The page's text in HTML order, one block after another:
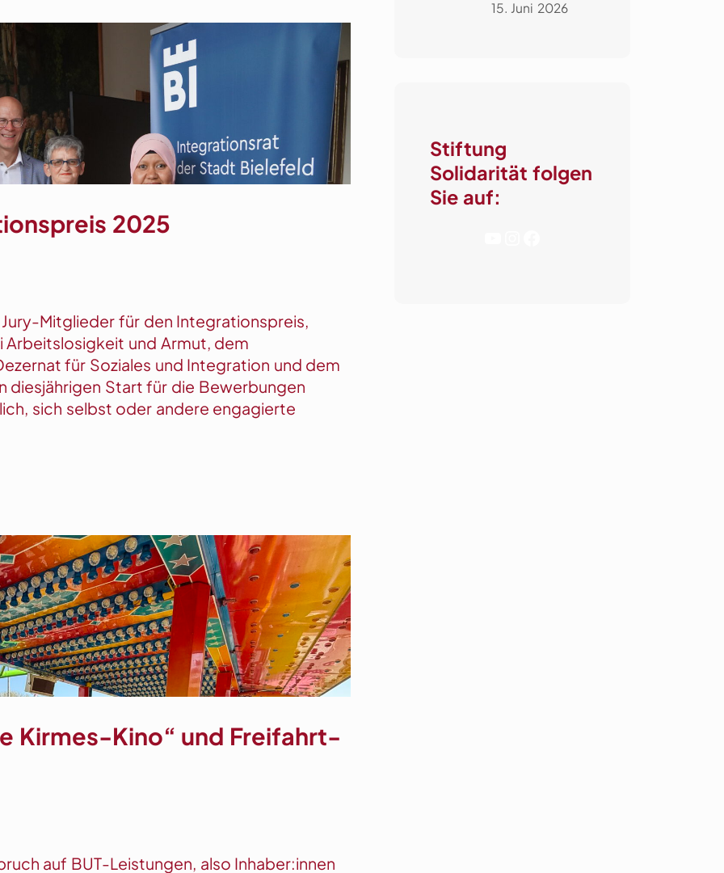
2025
Mitglieder für den Integrationspreis,
und Armut, dem
für Soziales und Integration und dem
diesjährigen Start für die Bewerbungen
sich selbst oder andere engagierte
Kirmes-Kino“ und Freifahrt-
auf BUT-Leistungen, also Inhaber:innen
15. Juni 2026
Stiftung
Solidarität folgen
Sie auf: